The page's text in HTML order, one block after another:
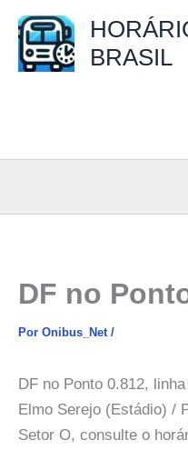
para
BRASIL
DF no
Por Onibus_Net /
DF no Ponto 0.812,
Elmo Serejo (Estádio) /
Setor O, consulte o